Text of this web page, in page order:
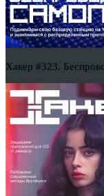
Хакер #323.